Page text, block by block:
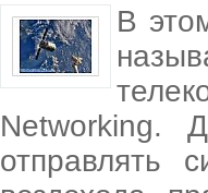
В
Networking.
отправлять